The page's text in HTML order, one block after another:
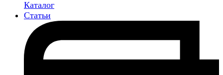
Каталог
Статьи